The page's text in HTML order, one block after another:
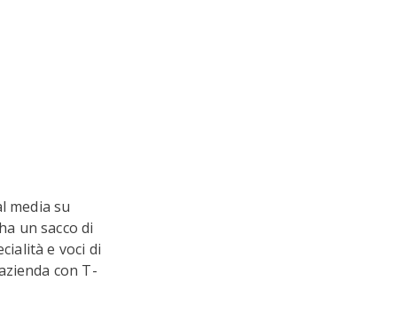
media su
un sacco di
e voci di
con T-